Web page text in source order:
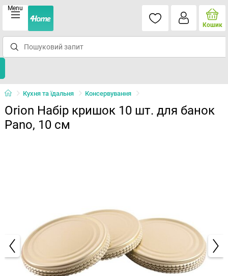
Menu
Кошик
Кухня та їдальня Консервування
Orion Набір кришок 10 шт. для банок
Pano, 10 см